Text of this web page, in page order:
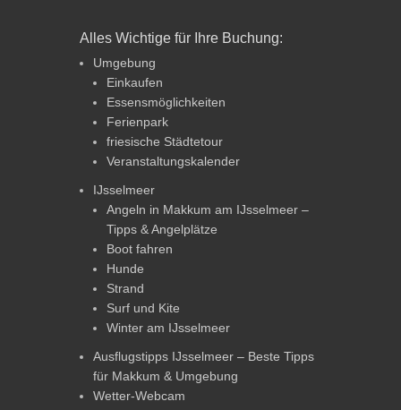
Alles Wichtige für Ihre Buchung:
Umgebung
Einkaufen
Essensmöglichkeiten
Ferienpark
friesische Städtetour
Veranstaltungskalender
IJsselmeer
Angeln in Makkum am IJsselmeer –
Tipps & Angelplätze
Boot fahren
Hunde
Strand
Surf und Kite
Winter am IJsselmeer
Ausflugstipps IJsselmeer – Beste Tipps
für Makkum & Umgebung
Wetter-Webcam